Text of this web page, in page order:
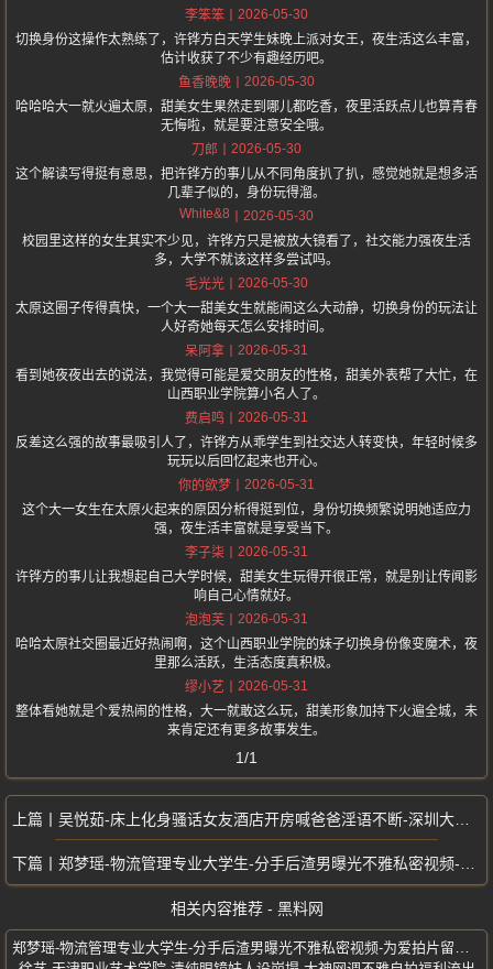
李笨笨
2026-05-30
切换身份这操作太熟练了，许铧方白天学生妹晚上派对女王，夜生活这么丰富，
估计收获了不少有趣经历吧。
鱼香晚晚
2026-05-30
哈哈哈大一就火遍太原，甜美女生果然走到哪儿都吃香，夜里活跃点儿也算青春
无悔啦，就是要注意安全哦。
刀郎
2026-05-30
这个解读写得挺有意思，把许铧方的事儿从不同角度扒了扒，感觉她就是想多活
几辈子似的，身份玩得溜。
White&8
2026-05-30
校园里这样的女生其实不少见，许铧方只是被放大镜看了，社交能力强夜生活
多，大学不就该这样多尝试吗。
毛光光
2026-05-30
太原这圈子传得真快，一个大一甜美女生就能闹这么大动静，切换身份的玩法让
人好奇她每天怎么安排时间。
呆阿拿
2026-05-31
看到她夜夜出去的说法，我觉得可能是爱交朋友的性格，甜美外表帮了大忙，在
山西职业学院算小名人了。
费启鸣
2026-05-31
反差这么强的故事最吸引人了，许铧方从乖学生到社交达人转变快，年轻时候多
玩玩以后回忆起来也开心。
你的欲梦
2026-05-31
这个大一女生在太原火起来的原因分析得挺到位，身份切换频繁说明她适应力
强，夜生活丰富就是享受当下。
李子柒
2026-05-31
许铧方的事儿让我想起自己大学时候，甜美女生玩得开很正常，就是别让传闻影
响自己心情就好。
泡泡芙
2026-05-31
哈哈太原社交圈最近好热闹啊，这个山西职业学院的妹子切换身份像变魔术，夜
里那么活跃，生活态度真积极。
缪小艺
2026-05-31
整体看她就是个爱热闹的性格，大一就敢这么玩，甜美形象加持下火遍全城，未
来肯定还有更多故事发生。
1/1
吴悦茹-床上化身骚话女友酒店开房喊爸爸淫语不断-深圳大学经济系系花
郑梦瑶-物流管理专业大学生-分手后渣男曝光不雅私密视频-为爱拍片留纪念
相关内容推荐 - 黑料网